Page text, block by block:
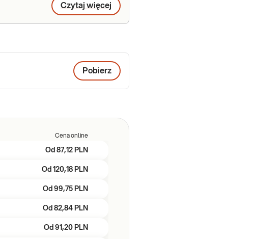
Czytaj więcej
Pobierz
Cena online
Od 87,12 PLN
Od 120,18 PLN
Od 99,75 PLN
Od 82,84 PLN
Od 91,20 PLN